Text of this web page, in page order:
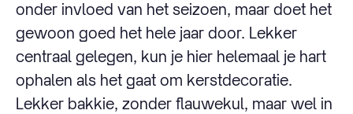
onder invloed van het seizoen, maar doet het
gewoon goed het hele jaar door. Lekker
centraal gelegen, kun je hier helemaal je hart
ophalen als het gaat om kerstdecoratie.
Lekker bakkie, zonder flauwekul, maar wel in